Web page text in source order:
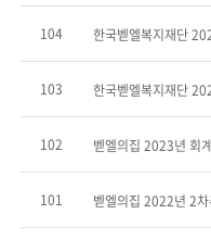
104 한국벧엘복지재단
103 한국벧엘복지재단
102 벧엘의집 2023년 회
101 벧엘의집 2022년 2